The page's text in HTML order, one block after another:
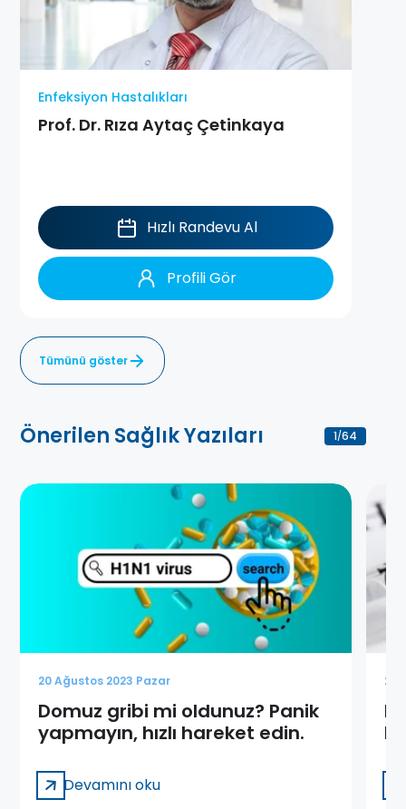
Enfeksiyon Hastalıkları
Prof. Dr. Rıza Aytaç Çetinkaya
Hızlı Randevu Al
Profili Gör
Tümünü göster
Önerilen Sağlık Yazıları 1/64
20 Ağustos 2023 Pazar
Domuz gribi mi oldunuz? Panik
yapmayın, hızlı hareket edin.
Devamını oku
20